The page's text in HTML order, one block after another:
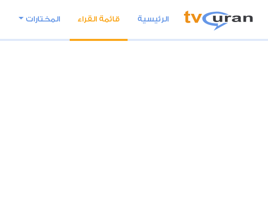
الرئيسية قائمة القراء المختارات